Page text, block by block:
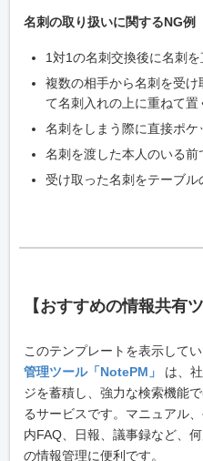
名刺の取り扱いに関するNG例
1対1の名刺交換後に名刺を
複数の相手から名刺を受
て名刺入れの上に重ねて置
名刺をしまう際に直接ポケ
名刺を渡した本人のいる前
受け取った名刺をテーブル
【おすすめの情報共有ツ
このテンプレートを表示してい
管理ツール「NotePM」
は、
ジを蓄積し、強力な検索機能
るサービスです。マニュアル
内FAQ、日報、議事録など、
の情報管理に便利です。